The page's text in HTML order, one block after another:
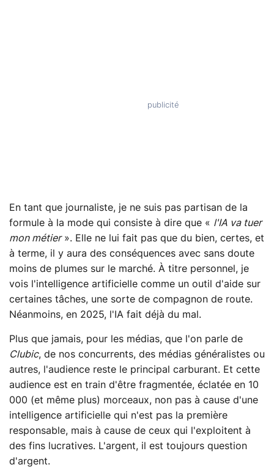
En tant que journaliste, je ne suis pas partisan de la
formule à la mode qui consiste à dire que « l'IA va tuer
mon métier». Elle ne lui fait pas que du bien, certes, et
à terme, il y aura des conséquences avec sans doute
moins de plumes sur le marché. À titre personnel, je
vois l'intelligence artificielle comme un outil d'aide sur
certaines tâches, une sorte de compagnon de route.
Néanmoins, en 2025, l'IA fait déjà du mal.
Plus que jamais, pour les médias, que l'on parle de
Clubic, de nos concurrents, des médias généralistes ou
autres, l'audience reste le principal carburant. Et cette
audience est en train d'être fragmentée, éclatée en 10
000 (et même plus) morceaux, non pas à cause d'une
intelligence artificielle qui n'est pas la première
responsable, mais à cause de ceux qui l'exploitent à
des fins lucratives. L'argent, il est toujours question
d'argent.